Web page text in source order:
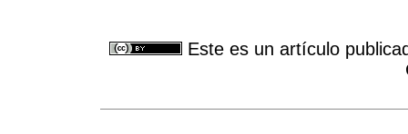
Este es un artículo